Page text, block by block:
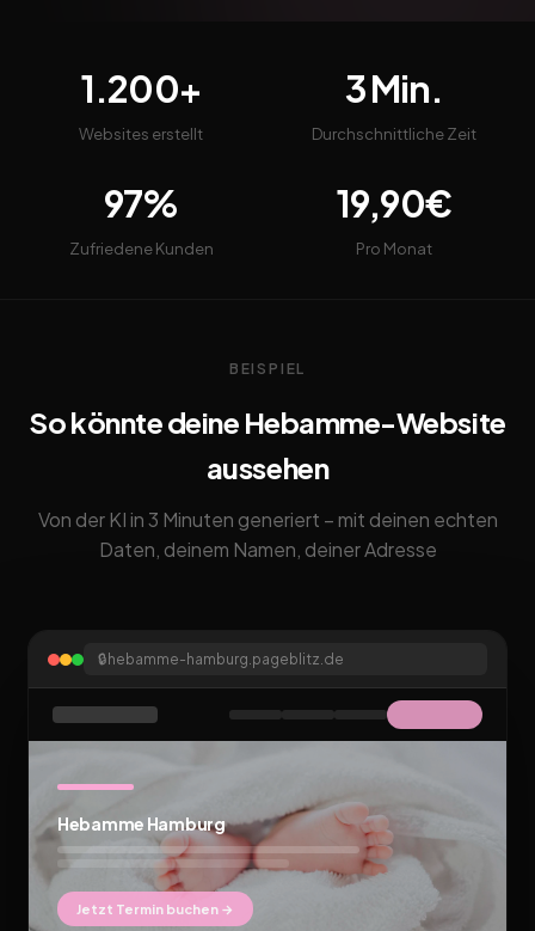
1.200+
Websites erstellt
3 Min.
Durchschnittliche Zeit
97%
Zufriedene Kunden
19,90€
Pro Monat
BEISPIEL
So könnte deine Hebamme-Website
aussehen
Von der KI in 3 Minuten generiert – mit deinen echten
Daten, deinem Namen, deiner Adresse
🔒 hebamme-hamburg.pageblitz.de
Hebamme Hamburg
Jetzt Termin buchen →